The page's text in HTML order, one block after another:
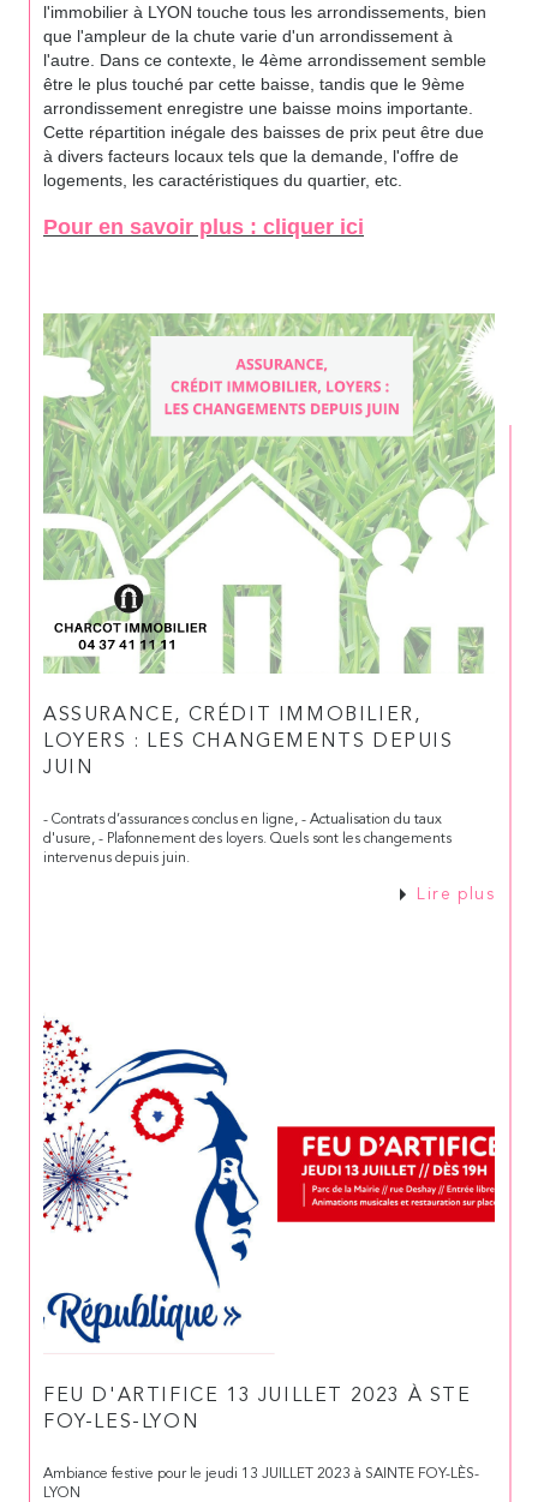
l'immobilier à LYON touche tous les arrondissements, bien
que l'ampleur de la chute varie d'un arrondissement à
l'autre. Dans ce contexte, le 4ème arrondissement semble
être le plus touché par cette baisse, tandis que le 9ème
arrondissement enregistre une baisse moins importante.
Cette répartition inégale des baisses de prix peut être due
à divers facteurs locaux tels que la demande, l'offre de
logements, les caractéristiques du quartier, etc.
Pour en savoir plus : cliquer ici
ASSURANCE, CRÉDIT IMMOBILIER,
LOYERS : LES CHANGEMENTS DEPUIS
JUIN
- Contrats d’assurances conclus en ligne, - Actualisation du taux
d'usure, - Plafonnement des loyers. Quels sont les changements
intervenus depuis juin.
Lire plus
FEU D'ARTIFICE 13 JUILLET 2023 À STE
FOY-LES-LYON
Ambiance festive pour le jeudi 13 JUILLET 2023 à SAINTE FOY-LÈS-
LYON